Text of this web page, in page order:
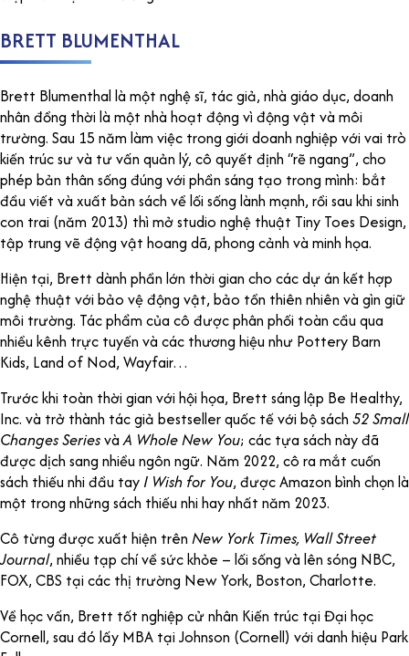
BRETT BLUMENTHAL
Brett Blumenthal là một nghệ sĩ, tác giả, nhà giáo dục, doanh
nhân đồng thời là một nhà hoạt động vì động vật và môi
trường. Sau 15 năm làm việc trong giới doanh nghiệp với vai trò
kiến trúc sư và tư vấn quản lý, cô quyết định “rẽ ngang”, cho
phép bản thân sống đúng với phần sáng tạo trong mình: bắt
đầu viết và xuất bản sách về lối sống lành mạnh, rồi sau khi sinh
con trai (năm 2013) thì mở studio nghệ thuật Tiny Toes Design,
tập trung vẽ động vật hoang dã, phong cảnh và minh họa.
Hiện tại, Brett dành phần lớn thời gian cho các dự án kết hợp
nghệ thuật với bảo vệ động vật, bảo tồn thiên nhiên và gìn giữ
môi trường. Tác phẩm của cô được phân phối toàn cầu qua
nhiều kênh trực tuyến và các thương hiệu như Pottery Barn
Kids, Land of Nod, Wayfair…
Trước khi toàn thời gian với hội họa, Brett sáng lập Be Healthy,
Inc. và trở thành tác giả bestseller quốc tế với bộ sách 52 Small
Changes SeriesvàA Whole New You; các tựa sách này đã
được dịch sang nhiều ngôn ngữ. Năm 2022, cô ra mắt cuốn
sách thiếu nhi đầu tayI Wish for You, được Amazon bình chọn là
một trong những sách thiếu nhi hay nhất năm 2023.
Cô từng được xuất hiện trên New York Times, Wall Street
Journal, nhiều tạp chí về sức khỏe – lối sống và lên sóng NBC,
FOX, CBS tại các thị trường New York, Boston, Charlotte.
Về học vấn, Brett tốt nghiệp cử nhân Kiến trúc tại Đại học
Cornell, sau đó lấy MBA tại Johnson (Cornell) với danh hiệu Park